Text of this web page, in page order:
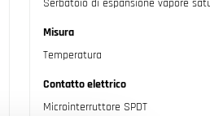
Serbatoio di espansione vapore
Misura
Temperatura
Contatto elettrico
Microinterruttore SPDT